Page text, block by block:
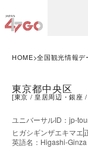
HOME 全国観光情報デ
東京都中央区
[東京 皇居周辺・銀座
ユニバーサルID ： jp-
ヒガシギンザエキマエ
英語名 ： Higashi-